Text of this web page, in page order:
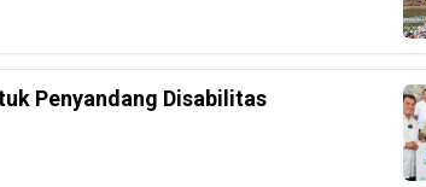
Penyandang Disabilitas